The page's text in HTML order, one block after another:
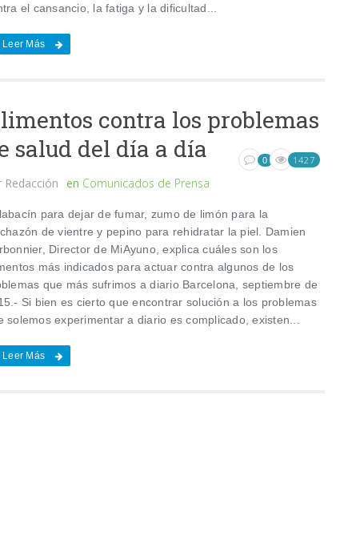
el cansancio, la fatiga y la dificultad...
Leer Más
contra los problemas
salud del día a día
Redacción en Comunicados de Prensa
0 1427
para dejar de fumar, zumo de limón para la
de vientre y pepino para rehidratar la piel. Damien
Director de MiAyuno, explica cuáles son los
más indicados para actuar contra algunos de los
que más sufrimos a diario Barcelona, septiembre de
Si bien es cierto que encontrar solución a los problemas
solemos experimentar a diario es complicado, existen...
Leer Más